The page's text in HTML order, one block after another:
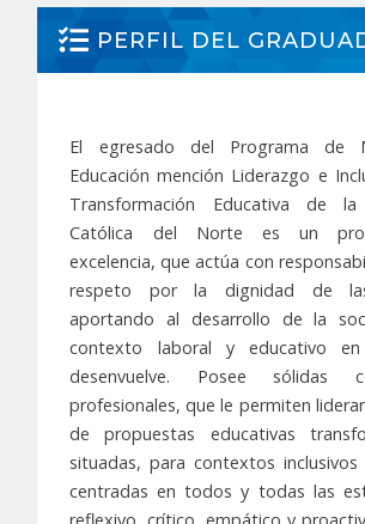
PERFIL DEL
El egresado del Programa de
Educación mención Liderazgo e
Transformación Educativa de la
Católica del Norte es un
excelencia, que actúa con
respeto por la dignidad de
aportando al desarrollo de la
contexto laboral y educativo
desenvuelve. Posee sólidas
profesionales, que le permiten
de propuestas educativas
situadas, para contextos inclusivos
centradas en todos y todas las